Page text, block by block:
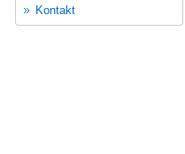
Kontakt